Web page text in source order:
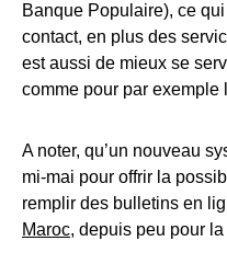
Banque Populaire), ce
contact, en plus des
est aussi de mieux se
comme pour par
A noter, qu’un nouveau
mi-mai pour offrir la
remplir des bulletins en
Maroc, depuis peu pour